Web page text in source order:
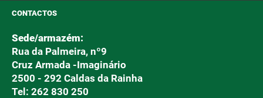
CONTACTOS
Sede/armazém:
Rua da Palmeira, nº9
Cruz Armada -Imaginário
2500 - 292 Caldas da Rainha
Tel: 262 830 250